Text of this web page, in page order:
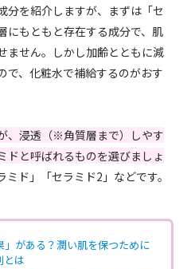
分を紹介しますが、まずは「セ
にもともと存在する成分で、肌
ません。しかし加齢とともに減
で、化粧水で補給するのがおす
、浸透（※角質層まで）しやす
ドと呼ばれるものを選びましょ
ド」「セラミド2」などです。
がある？潤い肌を保つために
とは